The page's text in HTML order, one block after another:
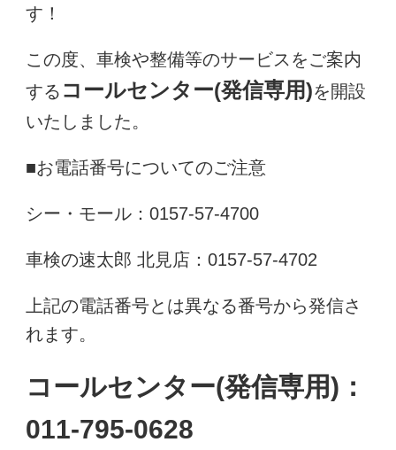
す！
この度、車検や整備等のサービスをご案内
する コールセンター(発信専用)を開設
いたしました。
■お電話番号についてのご注意
シー・モール：0157-57-4700
車検の速太郎 北見店：0157-57-4702
上記の電話番号とは異なる番号から発信さ
れます。
コールセンター(発信専用)：
011-795-0628